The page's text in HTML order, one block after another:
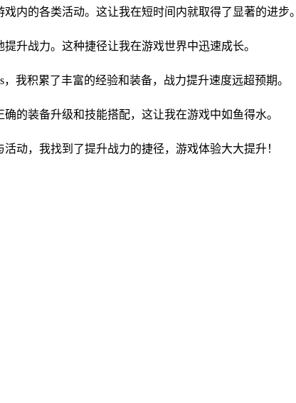
内的各类活动。这让我在短时间内就取得了显著的进步。
升战力。这种捷径让我在游戏世界中迅速成长。
我积累了丰富的经验和装备，战力提升速度远超预期。
的装备升级和技能搭配，这让我在游戏中如鱼得水。
动，我找到了提升战力的捷径，游戏体验大大提升！